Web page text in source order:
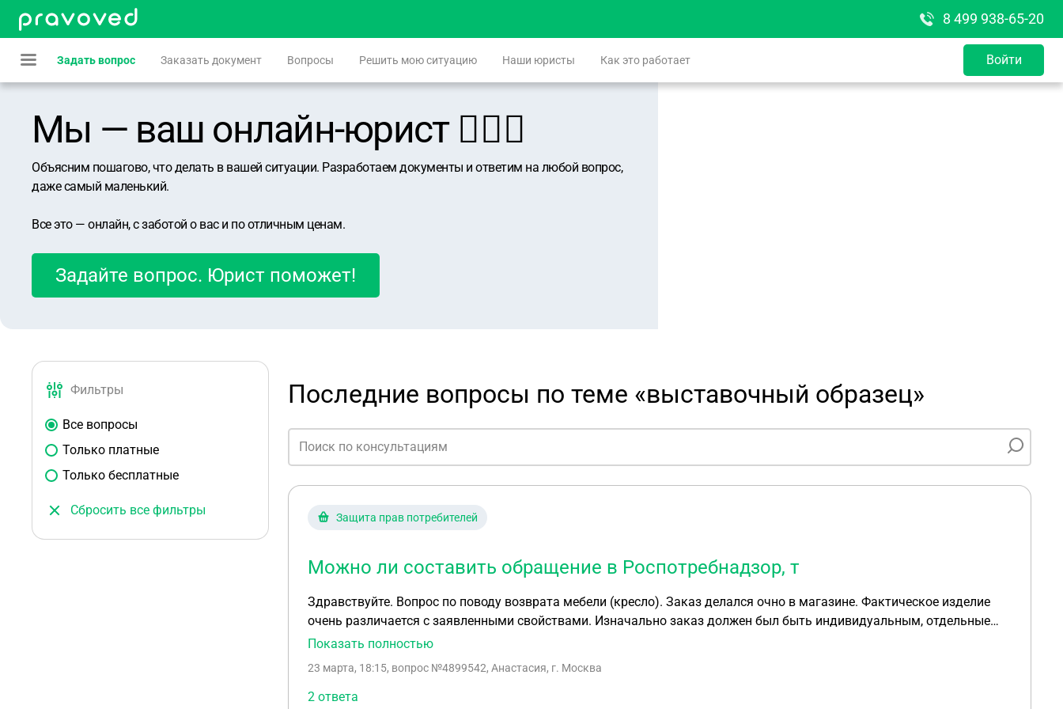
8 499 938-65-20
Задать вопрос Заказать документ Вопросы Решить мою ситуацию Наши юристы Как это работает Войти
Мы — ваш онлайн-юрист 👨🏻‍⚖️
Объясним пошагово, что делать в вашей ситуации. Разработаем документы и ответим на любой вопрос,
даже самый маленький.
Все это — онлайн, с заботой о вас и по отличным ценам.
Задайте вопрос. Юрист поможет!
Фильтры
Все вопросы
Только платные
Только бесплатные
Сбросить все фильтры
Последние вопросы по теме «выставочный образец»
Защита прав потребителей
Можно ли составить обращение в Роспотребнадзор, т
Здравствуйте. Вопрос по поводу возврата мебели (кресло). Заказ делался очно в магазине. Фактическое изделие
очень различается с заявленными свойствами. Изначально заказ должен был быть индивидуальным, отдельные
параметры (ширина, размер подлокотников) должны были сделать по нашему желанию, уже спустя неделю
оплачены. Но это уже все детали, т.к. самая главная претензия в том, что оно очень жесткое. Оценку будущего
изделия предложили провести на похожей модели, уверив, что все будет аналогично. Т.к. на момент оформления
Показать полностью
23 марта, 18:15, вопрос №4899542, Анастасия, г. Москва
2 ответа